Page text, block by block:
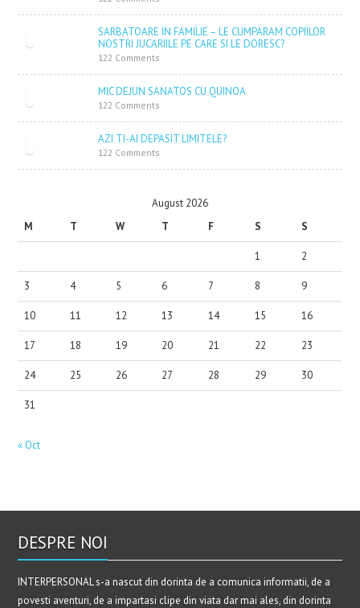
SARBATOARE IN FAMILIE – LE CUMPARAM COPIILOR
NOSTRI JUCARIILE PE CARE SI LE DORESC?
122 Comments
MIC DEJUN SANATOS CU QUINOA
122 Comments
AZI TI-AI DEPASIT LIMITELE?
122 Comments
August 2026
M
T W T F S S
1 2
3 4 5 6 7 8 9
10 11 12 13 14 15 16
17 18 19 20 21 22 23
24 25 26 27 28 29 30
31
« Oct
DESPRE NOI
INTERPERSONAL s-a nascut din dorinta de a comunica informatii, de a
povesti aventuri, de a impartasi clipe din viata dar mai ales, din dorinta